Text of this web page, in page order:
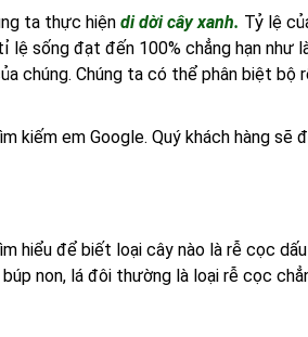
ta thực hiện di dời cây xanh. Tỷ lệ
sống đạt đến 100% chẳng hạn như
chúng. Chúng ta có thể phân biệt bộ
kiếm em Google. Quý khách hàng sẽ
hiểu để biết loại cây nào là rễ cọc
non, lá đôi thường là loại rễ cọc